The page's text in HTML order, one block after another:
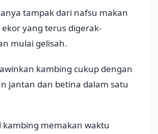
tampak dari nafsu makan
yang terus digerak-
mulai gelisah.
kambing cukup dengan
jantan dan betina dalam satu
kambing memakan waktu